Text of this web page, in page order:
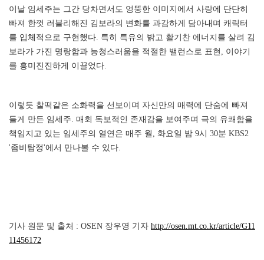
이날 임세주는 그간 당차면서도 엉뚱한 이미지에서 사랑에 단단히
빠져 한껏 러블리해진 김보라의 변화를 과감하게 담아내며 캐릭터
를 입체적으로 구현했다. 특히 특유의 밝고 활기찬 에너지를 살려 김
보라가 가진 명랑함과 능청스러움을 적절한 밸런스로 표현, 이야기
를 흥미진진하게 이끌었다.
이렇듯 찰떡같은 소화력을 선보이며 자신만의 매력에 단숨에 빠져
들게 만든 임세주. 매회 독보적인 존재감을 보여주며 극의 유쾌함을
책임지고 있는 임세주의 열연은 매주 월, 화요일 밤 9시 30분 KBS2
'좀비탐정'에서 만나볼 수 있다.
기사 원문 및 출처 : OSEN 장우영 기자 http://osen.mt.co.kr/article/G11
11456172